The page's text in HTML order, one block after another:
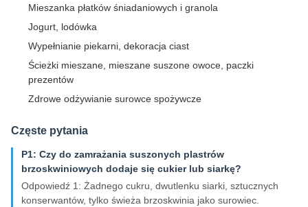
Mieszanka płatków śniadaniowych i granola
Jogurt, lodówka
Wypełnianie piekarni, dekoracja ciast
Ścieżki mieszane, mieszane suszone owoce, paczki
prezentów
Zdrowe odżywianie surowce spożywcze
Częste pytania
P1: Czy do zamrażania suszonych plastrów
brzoskwiniowych dodaje się cukier lub siarkę?
Odpowiedź 1: Żadnego cukru, dwutlenku siarki, sztucznych
konserwantów, tylko świeża brzoskwinia jako surowiec.